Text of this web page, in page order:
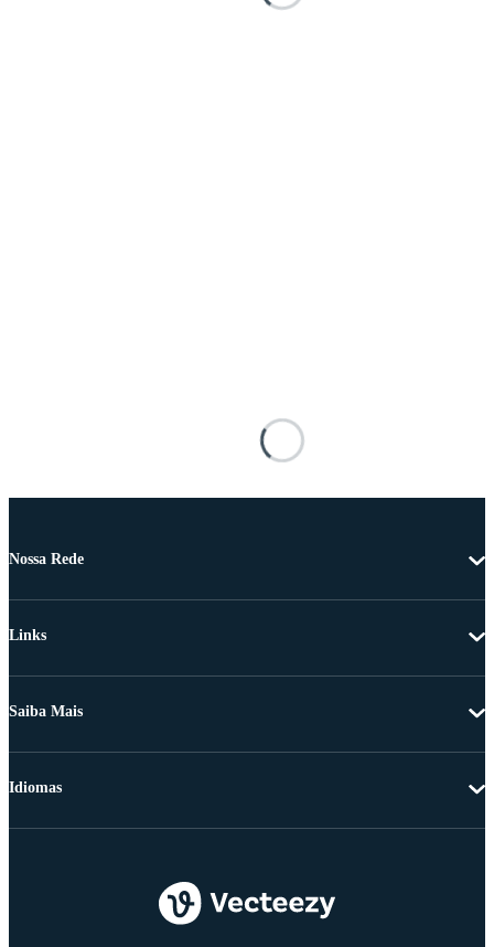
Nossa Rede
Links
Saiba Mais
Idiomas